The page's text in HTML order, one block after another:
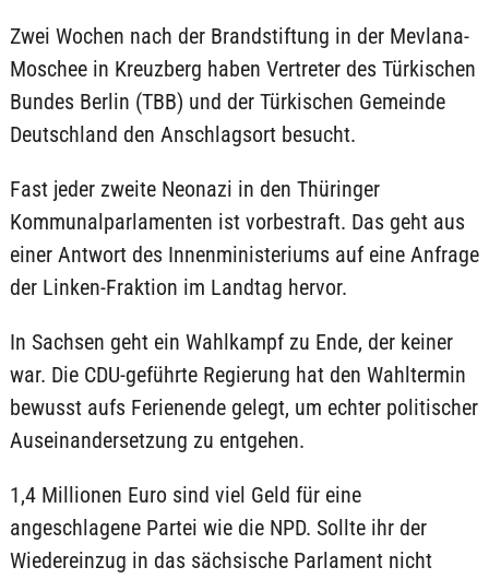
Zwei Wochen nach der Brandstiftung in der Mevlana-
Moschee in Kreuzberg haben Vertreter des Türkischen
Bundes Berlin (TBB) und der Türkischen Gemeinde
Deutschland den Anschlagsort besucht.
Fast jeder zweite Neonazi in den Thüringer
Kommunalparlamenten ist vorbestraft. Das geht aus
einer Antwort des Innenministeriums auf eine Anfrage
der Linken-Fraktion im Landtag hervor.
In Sachsen geht ein Wahlkampf zu Ende, der keiner
war. Die CDU-geführte Regierung hat den Wahltermin
bewusst aufs Ferienende gelegt, um echter politischer
Auseinandersetzung zu entgehen.
1,4 Millionen Euro sind viel Geld für eine
angeschlagene Partei wie die NPD. Sollte ihr der
Wiedereinzug in das sächsische Parlament nicht